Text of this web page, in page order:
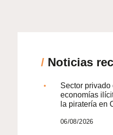
/ Noticias
Sector
economías
la piratería en
06/08/2026